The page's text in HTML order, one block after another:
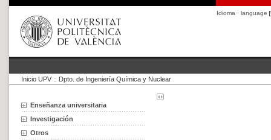
Idioma · language
Inicio UPV :: Dpto. de Ingeniería Química y Nuclear
Enseñanza universitaria
Investigación
Otros